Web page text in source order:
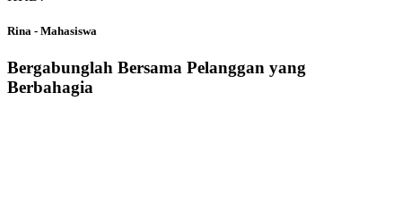
Rina - Mahasiswa
Bergabunglah Bersama Pelanggan yang
Berbahagia